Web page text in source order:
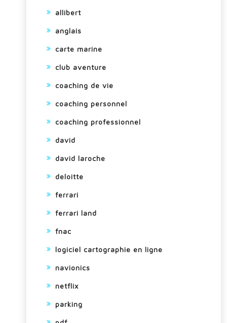
allibert
anglais
carte marine
club aventure
coaching de vie
coaching personnel
coaching professionnel
david
david laroche
deloitte
ferrari
ferrari land
fnac
logiciel cartographie en ligne
navionics
netflix
parking